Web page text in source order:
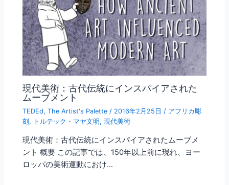
現代美術：古代伝統にインスパイアされた
ムーブメント
TEDEd,The Artist's Palette / 2016年2月25日 / アフリカ彫
刻, トルテック・マヤ文明,現代美術
現代美術：古代伝統にインスパイアされたムーブメ
ント 概要 この記事では、150年以上前に現れ、ヨー
ロッパの美術運動におけ…